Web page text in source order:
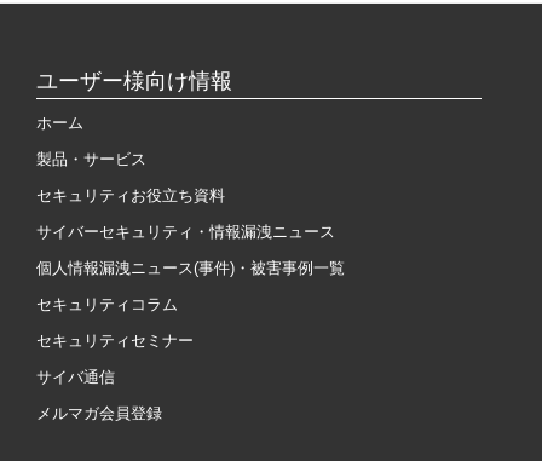
ユーザー様向け情報
ホーム
製品・サービス
セキュリティお役立ち資料
サイバーセキュリティ・情報漏洩ニュース
個人情報漏洩ニュース(事件)・被害事例一覧
セキュリティコラム
セキュリティセミナー
サイバ通信
メルマガ会員登録